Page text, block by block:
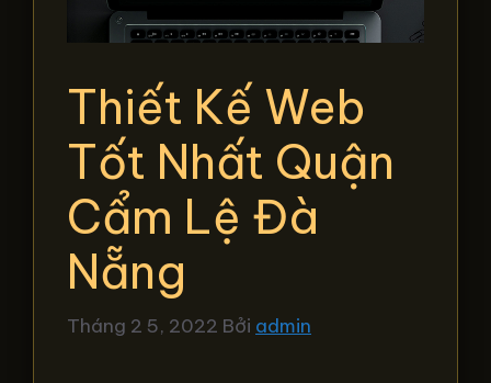
Thiết Kế Web
Tốt Nhất Quận
Cẩm Lệ Đà
Nẵng
Tháng 2 5, 2022 Bởi admin